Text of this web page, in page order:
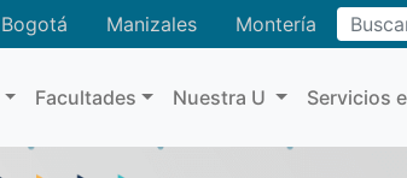
Bogotá Manizales MonteríaBuscar
Facultades Nuestra U Servicios